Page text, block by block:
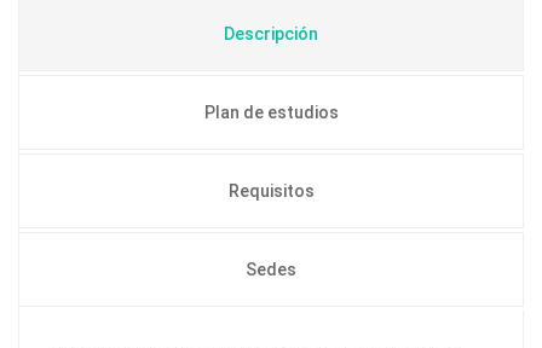
Descripción
Plan de estudios
Requisitos
Sedes